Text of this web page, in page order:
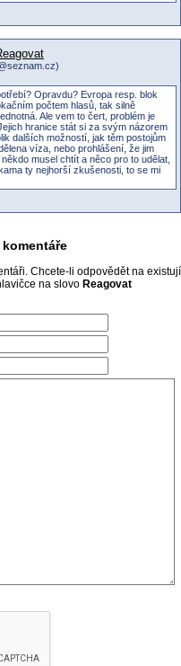
Opravdu? Evropa resp. blok
počtem hlasů, tak silně
Ale vem to čert, problém je
hranice stát si za svým názorem
dalších možností, jak těm postojům
víza, nebo prohlášení, že jim
musel chtít a něco pro to udělat,
ty nejhorší zkušenosti, to se mi
Chcete-li odpovědět na
na slovo Reagovat